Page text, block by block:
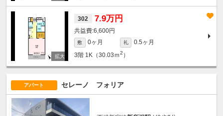
302 7.9万円
6,600円
敷 0ヶ月 礼
0.5ヶ月
3階 1K（30.03ｍ2 ）
アパート セレーノ フォリア